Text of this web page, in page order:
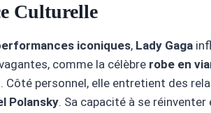
Culturelle
iconiques, Lady Gaga
comme la célèbre robe en
Côté personnel, elle entretient des
Polansky. Sa capacité à se